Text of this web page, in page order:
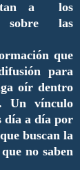
a los
sobre las
que
para
oír dentro
Un vínculo
día a día por
buscan la
no saben